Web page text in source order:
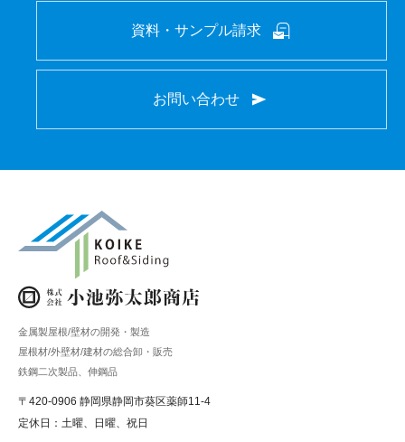
資料・サンプル請求
お問い合わせ
金属製屋根/壁材の開発・製造
屋根材/外壁材/建材の総合卸・販売
鉄鋼二次製品、伸鋼品
〒420-0906 静岡県静岡市葵区薬師11-4
定休日：土曜、日曜、祝日